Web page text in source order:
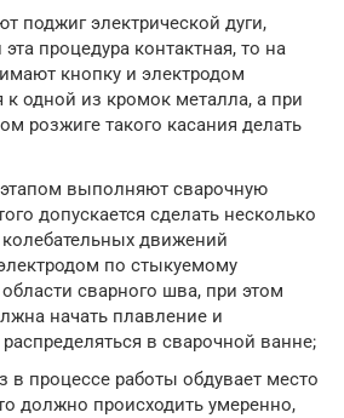
поджиг электрической дуги,
процедура контактная, то на
кнопку и электродом
к одной из кромок металла, а при
розжиге такого касания делать
выполняют сварочную
допускается сделать несколько
движений
по стыкуемому
сварного шва, при этом
начать плавление и
в сварочной ванне;
в процессе работы обдувает место
должно происходить умеренно,